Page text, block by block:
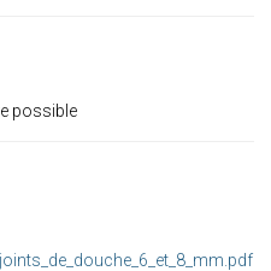
possible